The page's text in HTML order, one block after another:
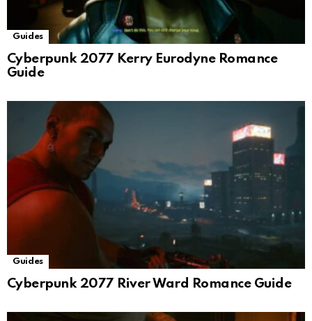
Guides
Cyberpunk 2077 Kerry Eurodyne Romance
Guide
Guides
Cyberpunk 2077 River Ward Romance Guide